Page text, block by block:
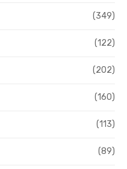
(349)
(122)
(202)
(160)
(113)
(89)